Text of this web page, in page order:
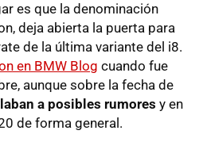
es que la denominación
deja abierta la puerta para
de la última variante del i8.
en BMW Blog cuando fue
aunque sobre la fecha de
a posibles rumores y en
de forma general.